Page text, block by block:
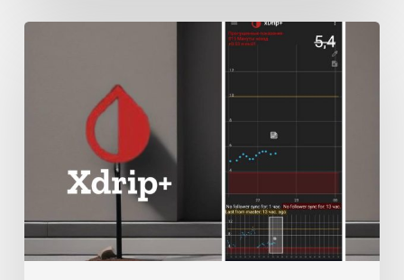
телефонах
Xdip+
Sinc